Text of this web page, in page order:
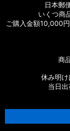
日本郵
いくつ商
ご購入金額10,000
商
休み明け
当日出